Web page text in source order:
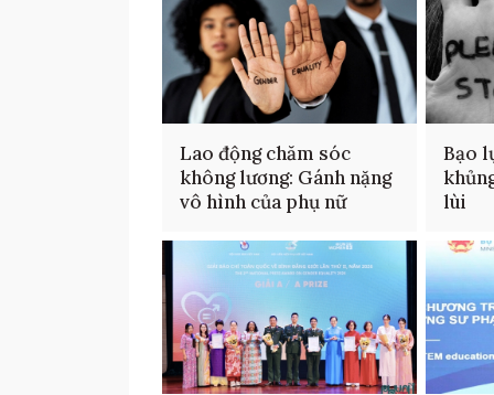
Lao động chăm sóc
không lương: Gánh nặng
vô hình của phụ nữ
Bạo
lùi